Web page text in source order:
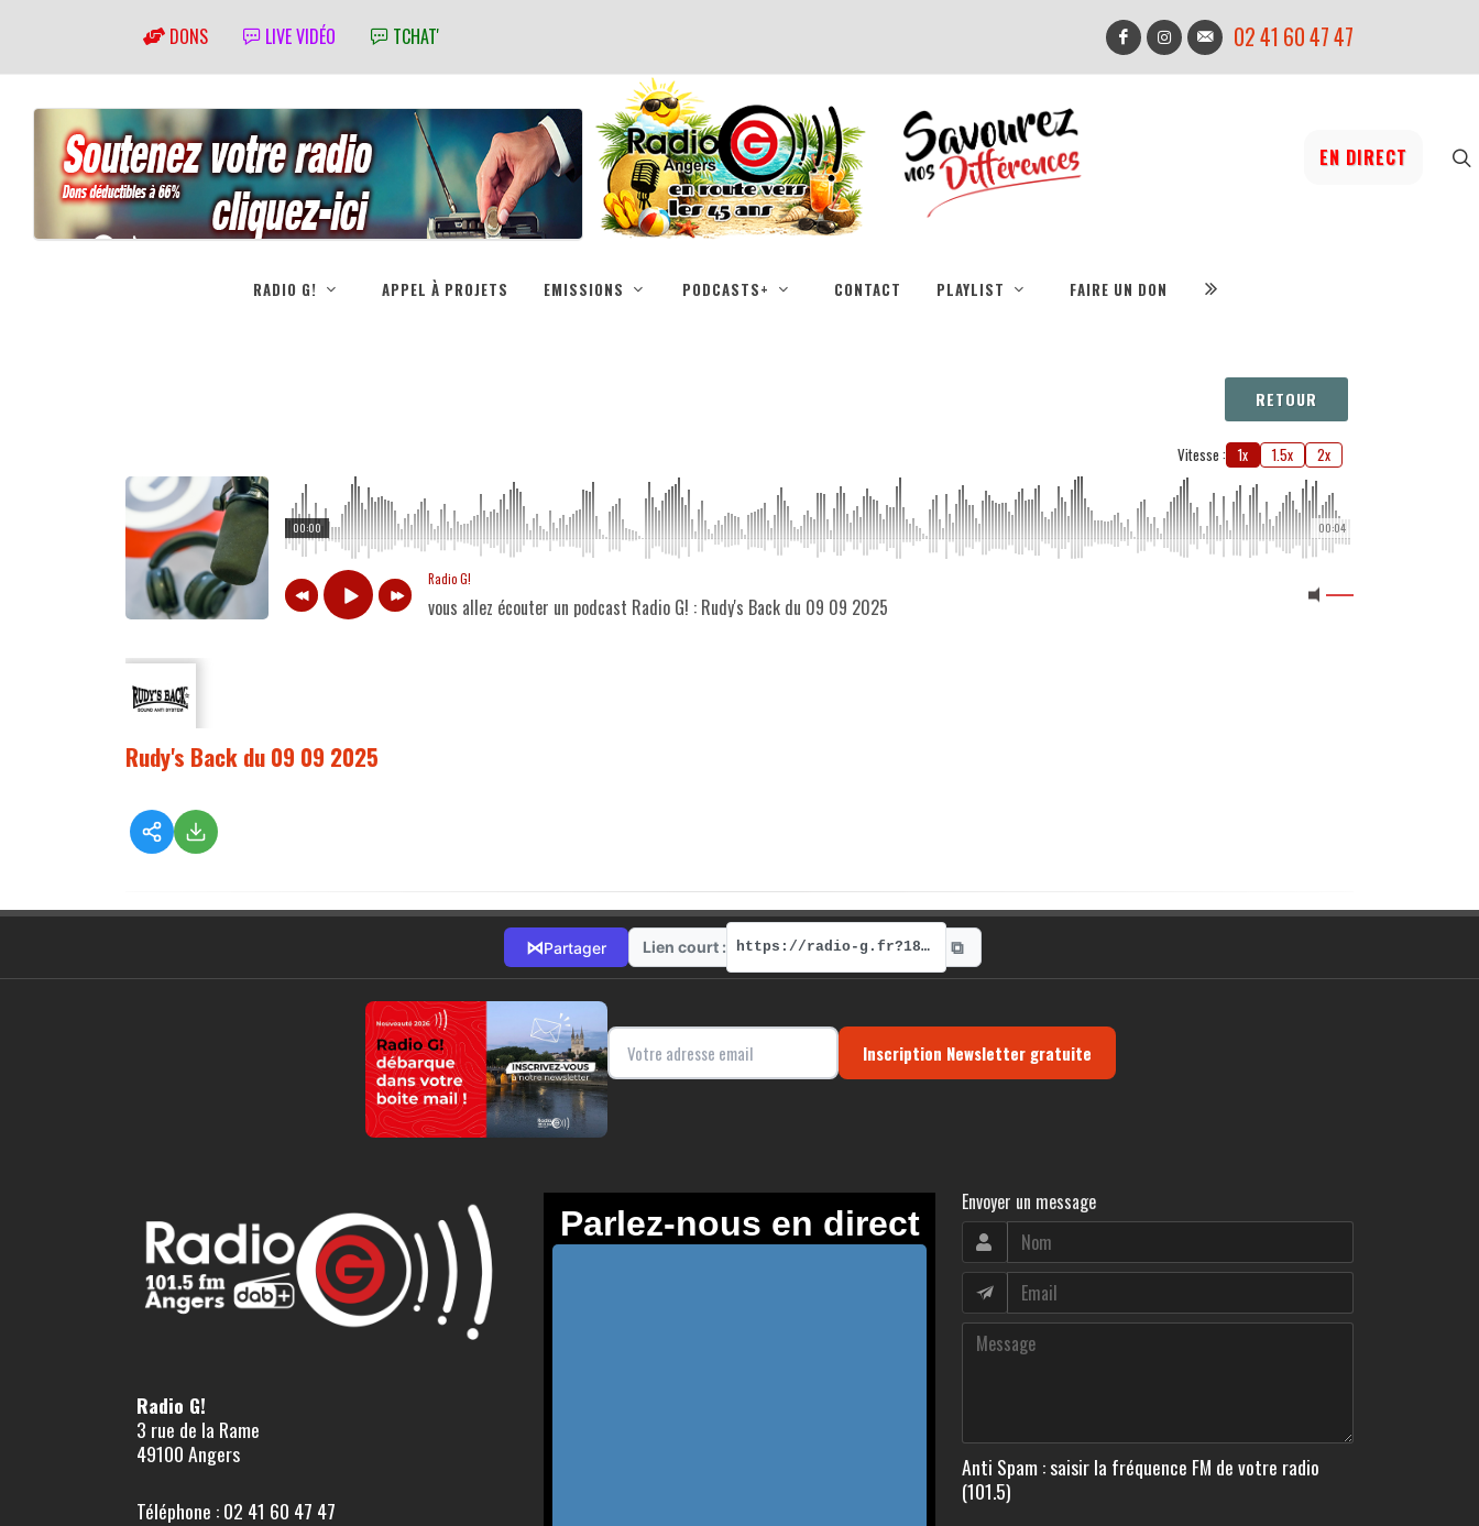
DONS LIVE VIDÉO TCHAT' 02 41 60 47 47
EN DIRECT
RADIO G! APPEL À PROJETS EMISSIONS PODCASTS+ CONTACT PLAYLIST FAIRE UN DON
RETOUR
Vitesse : 1x 1.5x 2x
00:04
00:00
Radio G!
vous allez écouter un podcast Radio G! : Rudy's Back du 09 09 2025
Rudy's Back du 09 09 2025
⋈Partager Lien court : https://radio-g.fr?18927 ⧉
Inscription Newsletter gratuite
Radio G!
3 rue de la Rame
49100 Angers
Téléphone : 02 41 60 47 47
Envoyer un message
Anti Spam : saisir la fréquence FM de votre radio
(101.5)